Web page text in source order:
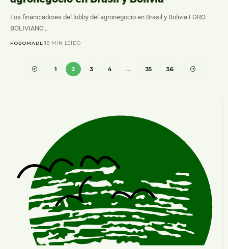
Los financiadores del lobby del agronegocio en Brasil y Bolivia FORO
BOLIVIANO…
FOBOMADE 18 MIN LEÍDO
1 2 3 4 … 35 36